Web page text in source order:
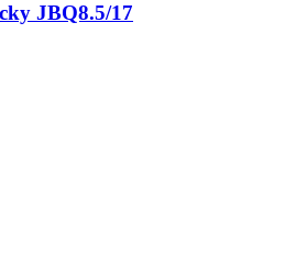
JBQ8.5/17